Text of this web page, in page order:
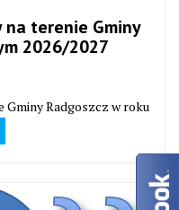
na terenie Gminy
2026/2027
Gminy Radgoszcz w roku